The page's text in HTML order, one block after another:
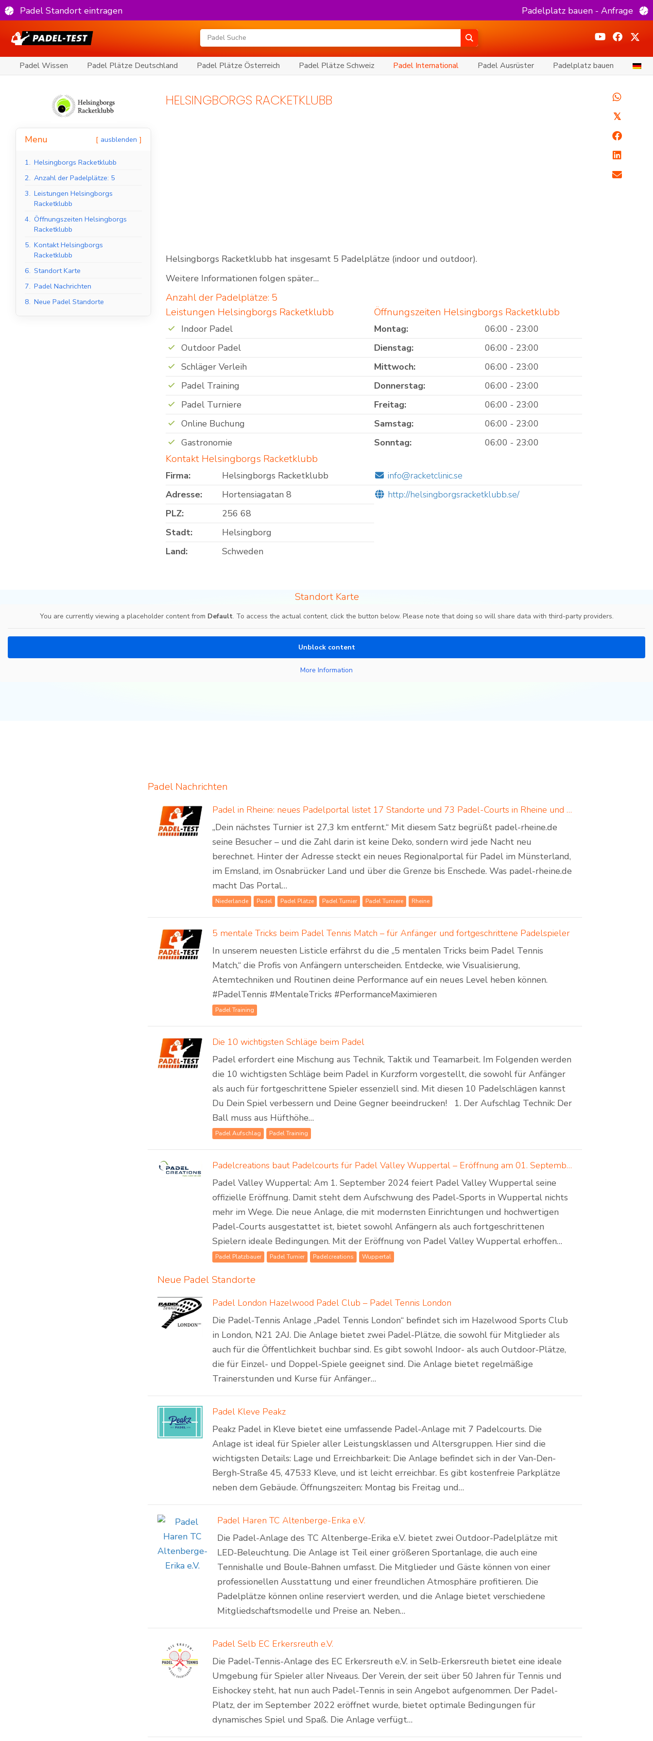
Padel Standort eintragen Padelplatz bauen - Anfrage
Padel Wissen Padel Plätze Deutschland Padel Plätze Österreich Padel Plätze Schweiz Padel International Padel Ausrüster Padelplatz bauen
Menu ausblenden
1. Helsingborgs Racketklubb
2. Anzahl der Padelplätze: 5
3. Leistungen Helsingborgs
Racketklubb
4. Öffnungszeiten Helsingborgs
Racketklubb
5. Kontakt Helsingborgs
Racketklubb
6. Standort Karte
7. Padel Nachrichten
8. Neue Padel Standorte
HELSINGBORGS RACKETKLUBB
Helsingborgs Racketklubb hat insgesamt 5 Padelplätze (indoor und outdoor).
Weitere Informationen folgen später…
Anzahl der Padelplätze: 5
Leistungen Helsingborgs Racketklubb
Indoor Padel
Outdoor Padel
Schläger Verleih
Padel Training
Padel Turniere
Online Buchung
Gastronomie
Öffnungszeiten Helsingborgs Racketklubb
Montag:
06:00 - 23:00
Dienstag:
06:00 - 23:00
Mittwoch:
06:00 - 23:00
Donnerstag:
06:00 - 23:00
Freitag:
06:00 - 23:00
Samstag:
06:00 - 23:00
Sonntag:
06:00 - 23:00
Kontakt Helsingborgs Racketklubb
Firma:
Helsingborgs Racketklubb
Adresse:
Hortensiagatan 8
PLZ:
256 68
Stadt:
Helsingborg
Land:
Schweden
info@racketclinic.se
http://helsingborgsracketklubb.se/
𝕏
Standort Karte
You are currently viewing a placeholder content from Default. To access the actual content, click the button below. Please note that doing so will share data with third-party providers.
Unblock content
More Information
Padel Nachrichten
Padel in Rheine: neues Padelportal listet 17 Standorte und 73 Padel-Courts in Rheine und Umgebung
„Dein nächstes Turnier ist 27,3 km entfernt.“ Mit diesem Satz begrüßt padel-rheine.de
seine Besucher – und die Zahl darin ist keine Deko, sondern wird jede Nacht neu
berechnet. Hinter der Adresse steckt ein neues Regionalportal für Padel im Münsterland,
im Emsland, im Osnabrücker Land und über die Grenze bis Enschede. Was padel-rheine.de
macht Das Portal…
Niederlande Padel Padel Plätze Padel Turnier Padel Turniere Rheine
5 mentale Tricks beim Padel Tennis Match – für Anfänger und fortgeschrittene Padelspieler
In unserem neuesten Listicle erfährst du die „5 mentalen Tricks beim Padel Tennis
Match,“ die Profis von Anfängern unterscheiden. Entdecke, wie Visualisierung,
Atemtechniken und Routinen deine Performance auf ein neues Level heben können.
#PadelTennis #MentaleTricks #PerformanceMaximieren
Padel Training
Die 10 wichtigsten Schläge beim Padel
Padel erfordert eine Mischung aus Technik, Taktik und Teamarbeit. Im Folgenden werden
die 10 wichtigsten Schläge beim Padel in Kurzform vorgestellt, die sowohl für Anfänger
als auch für fortgeschrittene Spieler essenziell sind. Mit diesen 10 Padelschlägen kannst
Du Dein Spiel verbessern und Deine Gegner beeindrucken! 1. Der Aufschlag Technik: Der
Ball muss aus Hüfthöhe…
Padel Aufschlag Padel Training
Padelcreations baut Padelcourts für Padel Valley Wuppertal – Eröffnung am 01. September 2024
Padel Valley Wuppertal: Am 1. September 2024 feiert Padel Valley Wuppertal seine
offizielle Eröffnung. Damit steht dem Aufschwung des Padel-Sports in Wuppertal nichts
mehr im Wege. Die neue Anlage, die mit modernsten Einrichtungen und hochwertigen
Padel-Courts ausgestattet ist, bietet sowohl Anfängern als auch fortgeschrittenen
Spielern ideale Bedingungen. Mit der Eröffnung von Padel Valley Wuppertal erhoffen…
Padel Platzbauer Padel Turnier Padelcreations Wuppertal
Neue Padel Standorte
Padel London Hazelwood Padel Club – Padel Tennis London
Die Padel-Tennis Anlage „Padel Tennis London“ befindet sich im Hazelwood Sports Club
in London, N21 2AJ. Die Anlage bietet zwei Padel-Plätze, die sowohl für Mitglieder als
auch für die Öffentlichkeit buchbar sind. Es gibt sowohl Indoor- als auch Outdoor-Plätze,
die für Einzel- und Doppel-Spiele geeignet sind. Die Anlage bietet regelmäßige
Trainerstunden und Kurse für Anfänger…
Padel Kleve Peakz
Peakz Padel in Kleve bietet eine umfassende Padel-Anlage mit 7 Padelcourts. Die
Anlage ist ideal für Spieler aller Leistungsklassen und Altersgruppen. Hier sind die
wichtigsten Details: Lage und Erreichbarkeit: Die Anlage befindet sich in der Van-Den-
Bergh-Straße 45, 47533 Kleve, und ist leicht erreichbar. Es gibt kostenfreie Parkplätze
neben dem Gebäude. Öffnungszeiten: Montag bis Freitag und…
Padel Haren TC Altenberge-Erika e.V.
Die Padel-Anlage des TC Altenberge-Erika e.V. bietet zwei Outdoor-Padelplätze mit
LED-Beleuchtung. Die Anlage ist Teil einer größeren Sportanlage, die auch eine
Tennishalle und Boule-Bahnen umfasst. Die Mitglieder und Gäste können von einer
professionellen Ausstattung und einer freundlichen Atmosphäre profitieren. Die
Padelplätze können online reserviert werden, und die Anlage bietet verschiedene
Mitgliedschaftsmodelle und Preise an. Neben…
Padel Selb EC Erkersreuth e.V.
Die Padel-Tennis-Anlage des EC Erkersreuth e.V. in Selb-Erkersreuth bietet eine ideale
Umgebung für Spieler aller Niveaus. Der Verein, der seit über 50 Jahren für Tennis und
Eishockey steht, hat nun auch Padel-Tennis in sein Angebot aufgenommen. Der Padel-
Platz, der im September 2022 eröffnet wurde, bietet optimale Bedingungen für
dynamisches Spiel und Spaß. Die Anlage verfügt…
Indoor Padel Courts